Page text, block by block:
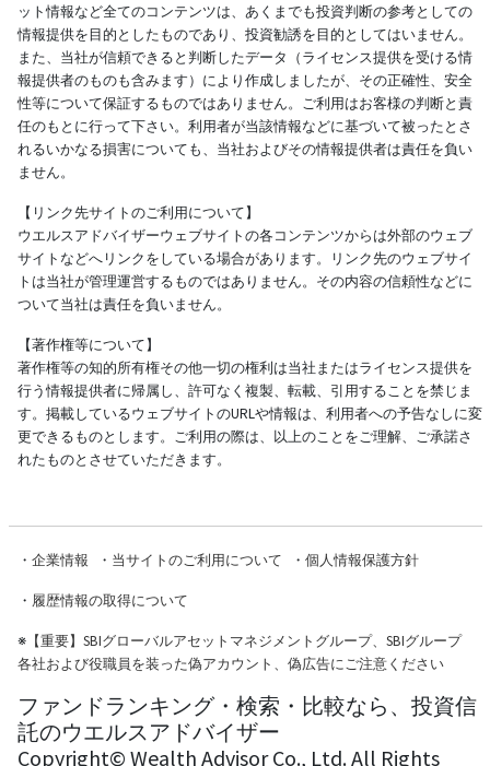
ット情報など全てのコンテンツは、あくまでも投資判断の参考としての
情報提供を目的としたものであり、投資勧誘を目的としてはいません。
また、当社が信頼できると判断したデータ（ライセンス提供を受ける情
報提供者のものも含みます）により作成しましたが、その正確性、安全
性等について保証するものではありません。ご利用はお客様の判断と責
任のもとに行って下さい。利用者が当該情報などに基づいて被ったとさ
れるいかなる損害についても、当社およびその情報提供者は責任を負い
ません。
【リンク先サイトのご利用について】
ウエルスアドバイザーウェブサイトの各コンテンツからは外部のウェブ
サイトなどへリンクをしている場合があります。リンク先のウェブサイ
トは当社が管理運営するものではありません。その内容の信頼性などに
ついて当社は責任を負いません。
【著作権等について】
著作権等の知的所有権その他一切の権利は当社またはライセンス提供を
行う情報提供者に帰属し、許可なく複製、転載、引用することを禁じま
す。掲載しているウェブサイトのURLや情報は、利用者への予告なしに変
更できるものとします。ご利用の際は、以上のことをご理解、ご承諾さ
れたものとさせていただきます。
・ 企業情報 ・ 当サイトのご利用について ・ 個人情報保護方針
・ 履歴情報の取得について
※【重要】SBIグローバルアセットマネジメントグループ、SBIグループ
各社および役職員を装った偽アカウント、偽広告にご注意ください
ファンドランキング・検索・比較なら、投資信
託のウエルスアドバイザー
Copyright© Wealth Advisor Co., Ltd. All Rights